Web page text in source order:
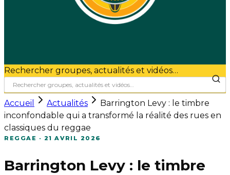
Rechercher groupes, actualités et vidéos…
Accueil Actualités
Barrington Levy : le timbre
inconfondable qui a transformé la réalité des rues en
classiques du reggae
REGGAE · 21 AVRIL 2026
Barrington Levy : le timbre